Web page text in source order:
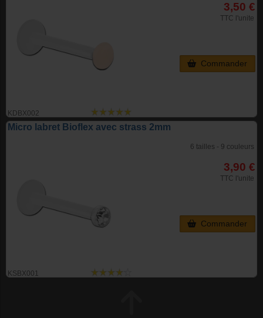
KDBX002
3,50 €
TTC l'unite
Commander
Micro labret Bioflex avec strass 2mm
KSBX001
6 tailles - 9 couleurs
3,90 €
TTC l'unite
Commander